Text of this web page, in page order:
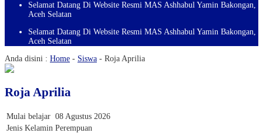
Selamat Datang Di Website Resmi MAS Ashhabul Yamin Bakongan,
Aceh Selatan
Selamat Datang Di Website Resmi MAS Ashhabul Yamin Bakongan,
Aceh Selatan
Anda disini : Home - Siswa - Roja Aprilia
Roja Aprilia
Mulai belajar 08 Agustus 2026
Jenis Kelamin Perempuan